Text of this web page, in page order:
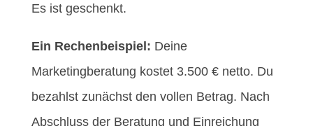
Es ist geschenkt.
Ein Rechenbeispiel: Deine
Marketingberatung kostet 3.500 € netto. Du
bezahlst zunächst den vollen Betrag. Nach
Abschluss der Beratung und Einreichung